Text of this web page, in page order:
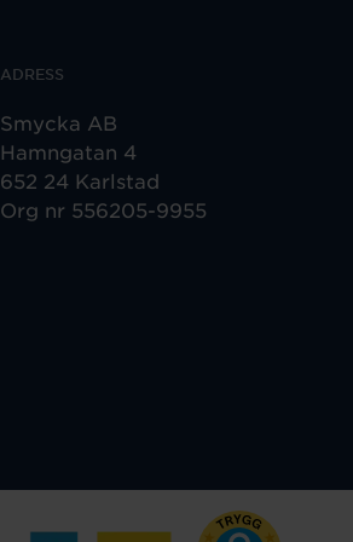
ADRESS
Smycka AB
Hamngatan 4
652 24 Karlstad
Org nr 556205-9955